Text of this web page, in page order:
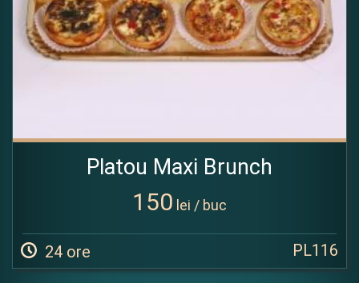
Platou Maxi Brunch
150 lei / buc
24 ore PL116